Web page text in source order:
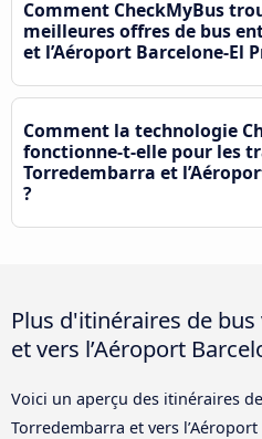
Comment CheckMyBus
meilleures offres de bus
et l’Aéroport Barcelone-El
Comment la technologie
fonctionne-t-elle pour les
Torredembarra et
?
Plus d'itinéraires de
et vers l’Aéroport
Voici un aperçu des itinéraires
Torredembarra et vers